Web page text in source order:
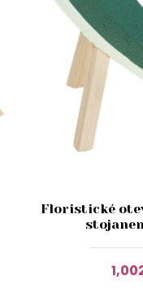
Floristické